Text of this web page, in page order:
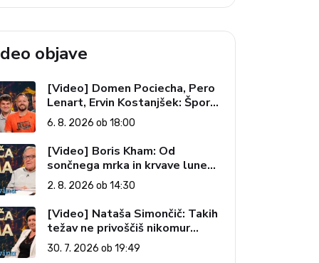
objave
[Video] Domen Pociecha, Pero
Lenart, Ervin Kostanjšek: Šport
specialcev (Vroča tema, 6. 8.
2026)
6. 8. 2026 ob 18:00
[Video] Boris Kham: Od
sončnega mrka in krvave lune
do slovenskih pečatov v vesolju
(Vroča tema, 2. 8. 2026)
2. 8. 2026 ob 14:30
[Video] Nataša Simončič: Takih
težav ne privoščiš nikomur
(Vroča tema, 30. 7. 2026)
30. 7. 2026 ob 19:49